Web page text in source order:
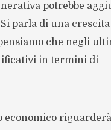
potrebbe
Si parla di una crescita
che negli
in termini di
economico